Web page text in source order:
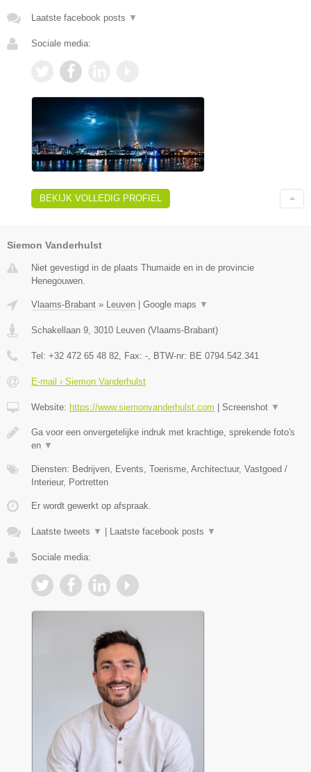
Laatste facebook posts ▼
Sociale media:
BEKIJK VOLLEDIG PROFIEL
Siemon Vanderhulst
Niet gevestigd in de plaats Thumaide en in de provincie
Henegouwen.
Vlaams-Brabant » Leuven Google maps ▼
Schakellaan 9, 3010 Leuven (Vlaams-Brabant)
Tel: +32 472 65 48 82, Fax: -, BTW-nr: BE 0794.542.341
E-mail › Siemon Vanderhulst
Website: https://www.siemonvanderhulst.com Screenshot ▼
Ga voor een onvergetelijke indruk met krachtige, sprekende foto's
en ▼
Diensten: Bedrijven, Events, Toerisme, Architectuur, Vastgoed /
Interieur, Portretten
Er wordt gewerkt op afspraak.
Laatste tweets ▼ Laatste facebook posts ▼
Sociale media: